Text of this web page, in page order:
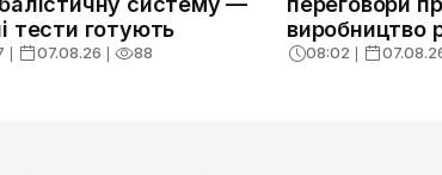
тести готують
❘ 07.08.26 ❘ 88
виробництво
08:02 ❘